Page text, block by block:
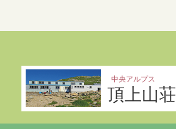
中央アルプス
頂上山荘